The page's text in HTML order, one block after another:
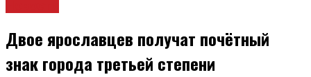
Двое ярославцев получат почётный
знак города третьей степени